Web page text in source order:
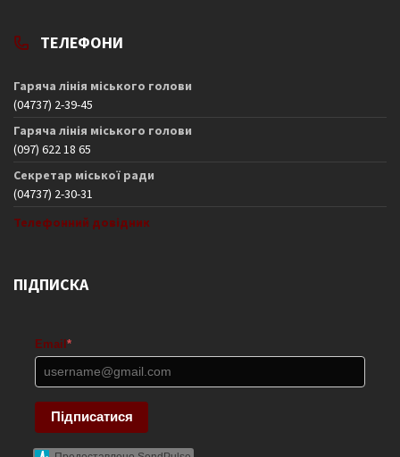
ТЕЛЕФОНИ
Гаряча лінія міського голови
(04737) 2-39-45
Гаряча лінія міського голови
(097) 622 18 65
Секретар міської ради
(04737) 2-30-31
Телефонний довідник
ПІДПИСКА
Email *
Підписатися